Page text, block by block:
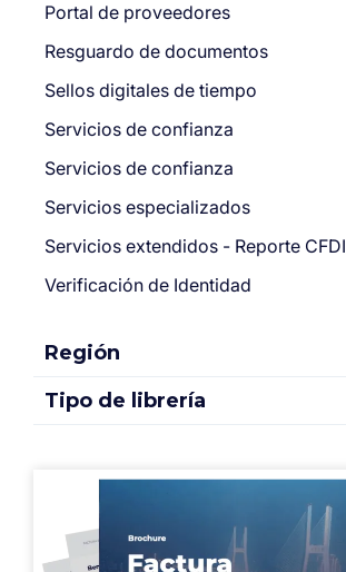
Portal de proveedores
Resguardo de documentos
Sellos digitales de tiempo
Servicios de confianza
Servicios de confianza
Servicios especializados
Servicios extendidos - Reporte CFDI
Verificación de Identidad
Región
Tipo de librería